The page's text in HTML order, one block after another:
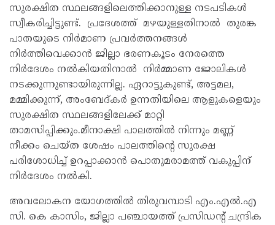
സുരക്ഷിത സ്ഥലങ്ങളിലെത്തിക്കാനുള്ള നടപടികൾ
സ്വീകരിച്ചിട്ടുണ്ട്. പ്രദേശത്ത് മഴയുള്ളതിനാൽ തുരങ്ക
പാതയുടെ നിർമാണ പ്രവർത്തനങ്ങൾ
നിർത്തിവെക്കാൻ ജില്ലാ ഭരണകൂടം നേരത്തെ
നിർദേശം നൽകിയതിനാൽ നിർമ്മാണ ജോലികൾ
നടക്കുന്നുണ്ടായിരുന്നില്ല. ഏറാട്ടുകുണ്ട്, അട്ടമല,
മമ്മിക്കുന്ന്, അംബേദ്കർ ഉന്നതിയിലെ ആളുകളെയും
സുരക്ഷിത സ്ഥലങ്ങളിലേക്ക് മാറ്റി
താമസിപ്പിക്കും.മീനാക്ഷി പാലത്തിൽ നിന്നും മണ്ണ്
നീക്കം ചെയ്ത ശേഷം പാലത്തിൻ്റെ സുരക്ഷ
പരിശോധിച്ച് ഉറപ്പാക്കാൻ പൊതുമരാമത്ത് വകുപ്പിന്
നിർദേശം നൽകി.
അവലോകന യോഗത്തിൽ തിരുവമ്പാടി എം.എൽ.എ
സി. കെ കാസിം, ജില്ലാ പഞ്ചായത്ത് പ്രസിഡൻ്റ് ചന്ദ്രിക